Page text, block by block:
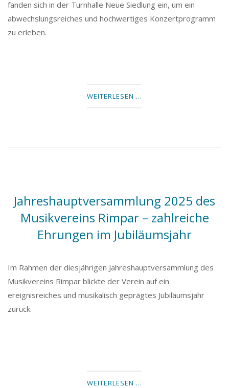
fanden sich in der Turnhalle Neue Siedlung ein, um ein
abwechslungsreiches und hochwertiges Konzertprogramm
zu erleben.
WEITERLESEN …
Jahreshauptversammlung 2025 des
Musikvereins Rimpar – zahlreiche
Ehrungen im Jubiläumsjahr
Im Rahmen der diesjährigen Jahreshauptversammlung des
Musikvereins Rimpar blickte der Verein auf ein
ereignisreiches und musikalisch geprägtes Jubiläumsjahr
zurück.
WEITERLESEN …